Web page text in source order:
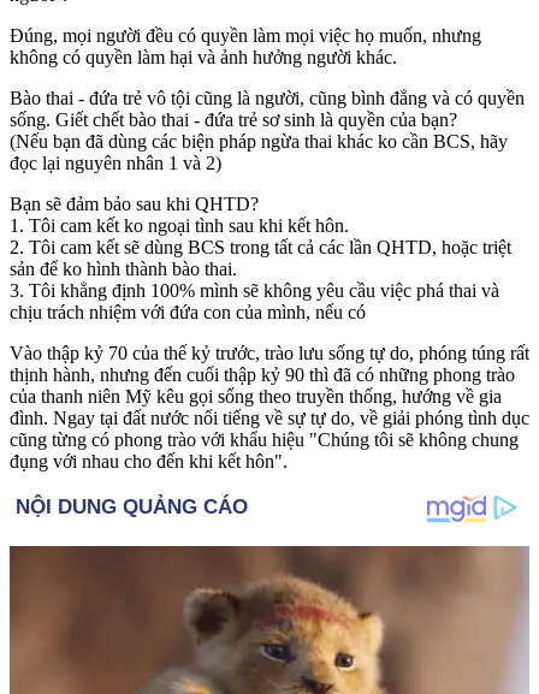
Đúng, mọi người đều có quyền làm mọi việc họ muốn, nhưng
không có quyền làm hại và ảnh hưởng người khác.
Bào thai - đứa trẻ vô tội cũng là người, cũng bình đẳng và có quyền
sống. Giết chết bào thai - đứa trẻ sơ sinh là quyền của bạn?
(Nếu bạn đã dùng các biện pháp ngừa thai khác ko cần BCS, hãy
đọc lại nguyên nhân 1 và 2)
Bạn sẽ đảm bảo sau khi QHTD?
1. Tôi cam kết ko ngoại tình sau khi kết hôn.
2. Tôi cam kết sẽ dùng BC‌ּS trong tất cả các lần QHTD, hoặc triệt
sản để ko hình thành bào thai.
3. Tôi khẳng định 100% mình sẽ không yêu cầu việc phá thai và
chịu trách nhiệm với đứa con của mình, nếu có
Vào thập kỷ 70 của thế kỷ trước, trào lưu sống tự do, phóng túng rất
thịnh hành, nhưng đến cuối thập kỷ 90 thì đã có những phong trào
của thanh niên Mỹ kêu gọi sống theo truyền thống, hướng về gia
đình. Ngay tại đất nước nổi tiếng về sự tự do, về giải phóng tình dục
cũng từng có phong trào với khẩu hiệu "Chúng tôi sẽ không chung
đụng với nhau cho đến khi kết hôn".